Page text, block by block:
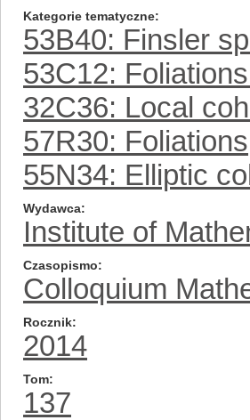
Kategorie tematyczne
53B40: Finsler
53C12:
32C36: Local
57R30:
55N34: Elliptic
Wydawca
Institute of
Czasopismo
Colloquium
Rocznik
2014
Tom
137